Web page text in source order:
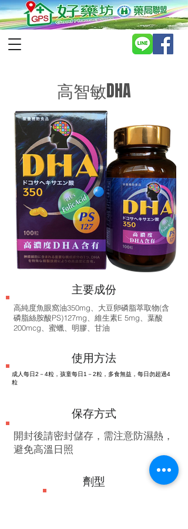
高智敏DHA
高純度魚眼窩油350mg、大豆卵磷脂萃取物(含
磷脂絲胺酸PS)127mg、維生素E 5mg、葉酸
200mcg、蜜蠟、明膠、甘油
​主要成份
成人每日2－4粒，孩童每日1－2粒，多食無益，每日勿超過4
粒
使用方法
開封後請密封儲存，需注意防濕熱，
避免高溫日照
保存方式
劑型